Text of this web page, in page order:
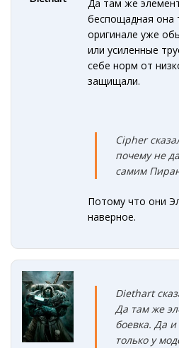
Да там же
беспощадная она
оригинале уже
или усиленные
себе норм от
защищали.
Cipher
почему не
самим
Потому что они
наверное.
Diethart
Да там же
боевка. Да
только у